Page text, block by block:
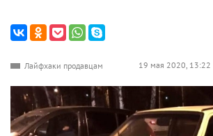
Лайфхаки продавцам 19 мая 2020, 13:22